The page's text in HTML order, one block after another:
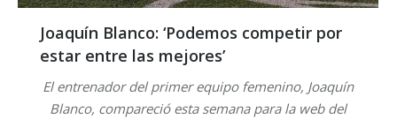
Joaquín Blanco: ‘Podemos competir por
estar entre las mejores’
El entrenador del primer equipo femenino, Joaquín
Blanco, compareció esta semana para la web del